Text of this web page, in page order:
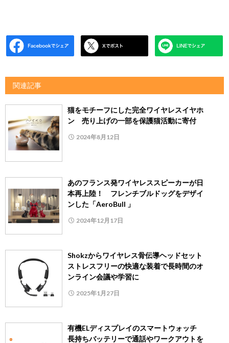
関連記事
猫をモチーフにした完全ワイヤレスイヤホ
ン 売り上げの一部を保護猫活動に寄付
2024年8月12日
あのフランス発ワイヤレススピーカーが日
本再上陸！ フレンチブルドッグをデザイ
ンした「AeroBull 」
2024年12月17日
Shokzからワイヤレス骨伝導ヘッドセット
ストレスフリーの快適な装着で長時間のオ
ンライン会議や学習に
2025年1月27日
有機ELディスプレイのスマートウォッチ
長持ちバッテリーで通話やワークアウトを